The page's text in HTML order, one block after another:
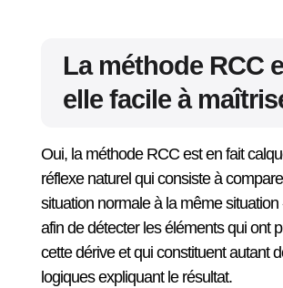
La méthode RCC
elle facile à
Oui, la méthode RCC est en fait
réflexe naturel qui consiste à
situation normale à la même situation
afin de détecter les éléments qui ont
cette dérive et qui constituent autant
logiques expliquant le résultat.